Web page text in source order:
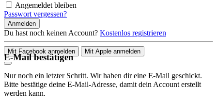
Angemeldet bleiben
Passwort vergessen?
Anmelden
Du hast noch keinen Account? Kostenlos registrieren
Mit Facebook anmelden Mit Apple anmelden
E-Mail bestätigen
Nur noch ein letzter Schritt. Wir haben dir eine E-Mail geschickt.
Bitte bestätige deine E-Mail-Adresse, damit dein Account erstellt
werden kann.